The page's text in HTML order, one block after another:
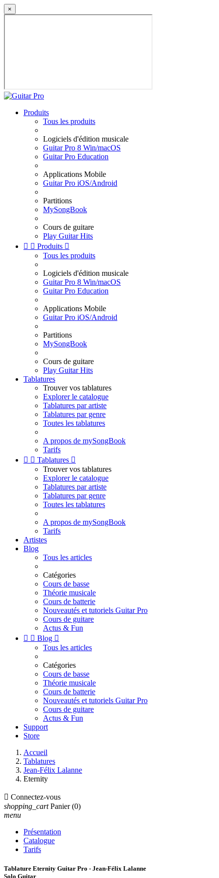
×
Produits
Tous les produits
Logiciels d'édition musicale
Guitar Pro 8 Win/macOS
Guitar Pro Education
Applications Mobile
Guitar Pro iOS/Android
Partitions
MySongBook
Cours de guitare
Play Guitar Hits
  Produits 
Tous les produits
Logiciels d'édition musicale
Guitar Pro 8 Win/macOS
Guitar Pro Education
Applications Mobile
Guitar Pro iOS/Android
Partitions
MySongBook
Cours de guitare
Play Guitar Hits
Tablatures
Trouver vos tablatures
Explorer le catalogue
Tablatures par artiste
Tablatures par genre
Toutes les tablatures
A propos de mySongBook
Tarifs
  Tablatures 
Trouver vos tablatures
Explorer le catalogue
Tablatures par artiste
Tablatures par genre
Toutes les tablatures
A propos de mySongBook
Tarifs
Artistes
Blog
Tous les articles
Catégories
Cours de basse
Théorie musicale
Cours de batterie
Nouveautés et tutoriels Guitar Pro
Cours de guitare
Actus & Fun
  Blog 
Tous les articles
Catégories
Cours de basse
Théorie musicale
Cours de batterie
Nouveautés et tutoriels Guitar Pro
Cours de guitare
Actus & Fun
Support
Store
Accueil
Tablatures
Jean-Félix Lalanne
Eternity
 Connectez-vous
shopping_cart Panier (0)
menu
Présentation
Catalogue
Tarifs
Tablature Eternity Guitar Pro - Jean-Félix Lalanne
Solo Guitar